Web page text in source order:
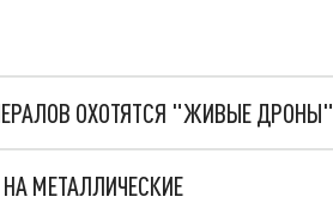
ОХОТЯТСЯ "ЖИВЫЕ ДРОНЫ"
МЕТАЛЛИЧЕСКИЕ